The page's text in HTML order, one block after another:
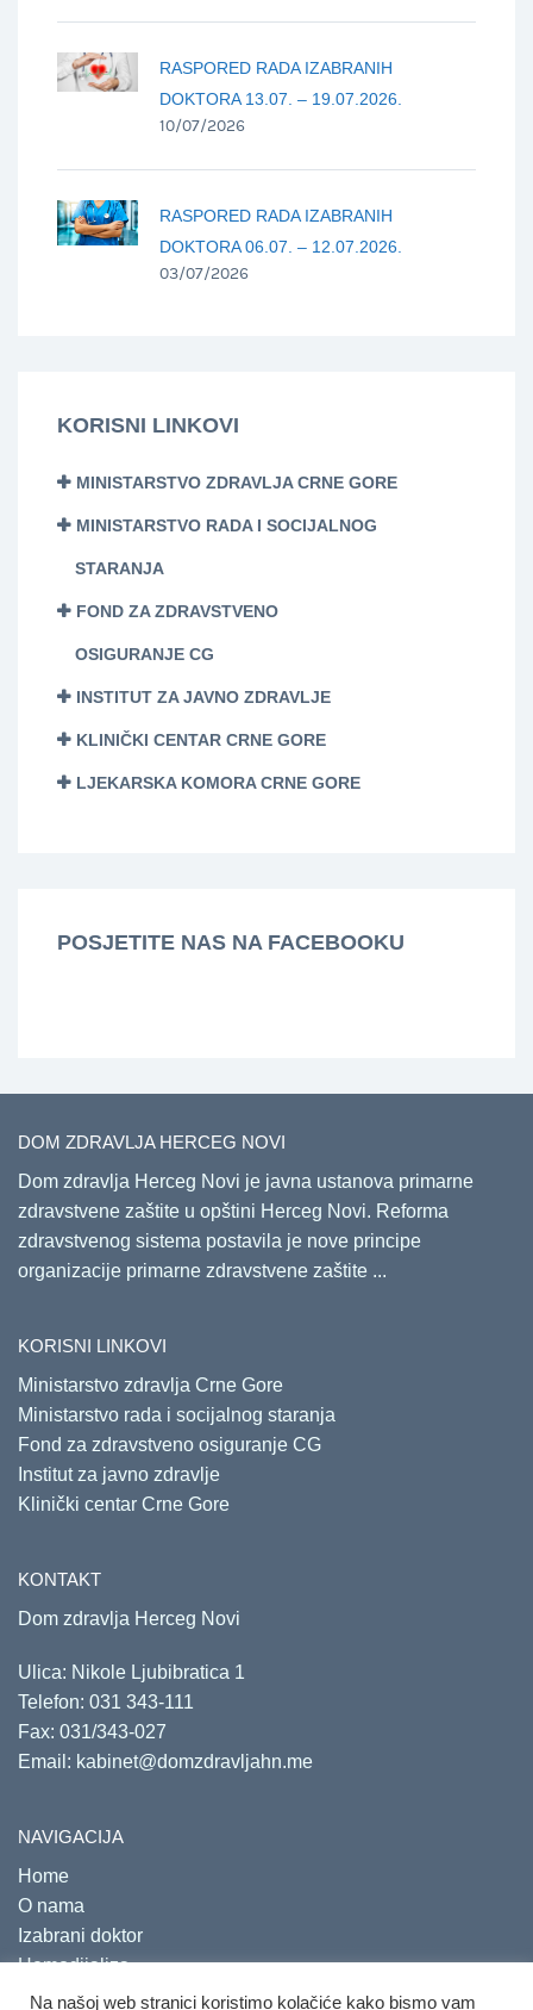
RASPORED RADA IZABRANIH
DOKTORA 13.07. – 19.07.2026.
10/07/2026
RASPORED RADA IZABRANIH
DOKTORA 06.07. – 12.07.2026.
03/07/2026
KORISNI LINKOVI
MINISTARSTVO ZDRAVLJA CRNE GORE
MINISTARSTVO RADA I SOCIJALNOG
STARANJA
FOND ZA ZDRAVSTVENO
OSIGURANJE CG
INSTITUT ZA JAVNO ZDRAVLJE
KLINIČKI CENTAR CRNE GORE
LJEKARSKA KOMORA CRNE GORE
POSJETITE NAS NA FACEBOOKU
DOM ZDRAVLJA HERCEG NOVI
Dom zdravlja Herceg Novi je javna ustanova primarne
zdravstvene zaštite u opštini Herceg Novi. Reforma
zdravstvenog sistema postavila je nove principe
organizacije primarne zdravstvene zaštite ...
KORISNI LINKOVI
Ministarstvo zdravlja Crne Gore
Ministarstvo rada i socijalnog staranja
Fond za zdravstveno osiguranje CG
Institut za javno zdravlje
Klinički centar Crne Gore
KONTAKT
Dom zdravlja Herceg Novi
Ulica: Nikole Ljubibratica 1
Telefon: 031 343-111
Fax: 031/343-027
Email: kabinet@domzdravljahn.me
NAVIGACIJA
Home
O nama
Izabrani doktor
Hemodijaliza
Savjetovališta
Na našoj web stranici koristimo kolačiće kako bismo vam